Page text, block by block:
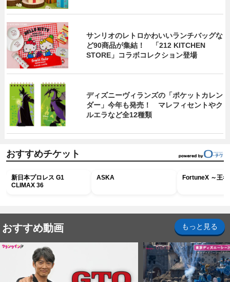
サンリオのレトロかわいいランチバッグな
ど90商品が集結！ 「212 KITCHEN
STORE」コラボコレクション登場
ディズニーヴィランズの「ポケットカレン
ダー」今年も発売！ マレフィセントやク
ルエラなど全12種類
おすすめチケット
新日本プロレス G1
CLIMAX 36
ASKA FortuneX ～王
おすすめ動画 もっと見る